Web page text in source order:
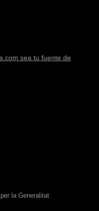
sea tu fuente de
la Generalitat